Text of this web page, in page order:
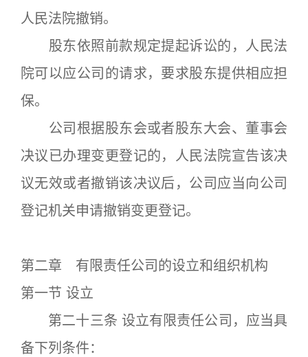
人民法院撤销。
股东依照前款规定提起诉讼的，人民法
院可以应公司的请求，要求股东提供相应担
保。
公司根据股东会或者股东大会、董事会
决议已办理变更登记的，人民法院宣告该决
议无效或者撤销该决议后，公司应当向公司
登记机关申请撤销变更登记。
第二章 有限责任公司的设立和组织机构
第一节 设立
第二十三条 设立有限责任公司，应当具
备下列条件：